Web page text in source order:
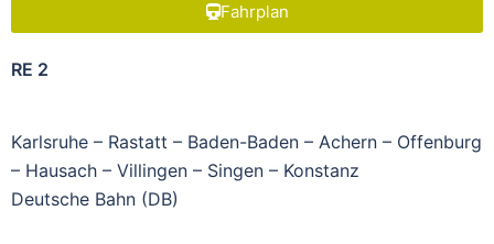
Fahrplan
RE 2
Karlsruhe – Rastatt – Baden-Baden – Achern – Offenburg
– Hausach – Villingen – Singen – Konstanz
Deutsche Bahn (DB)